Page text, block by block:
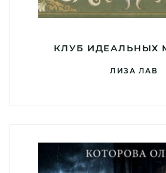
КЛУБ ИДЕАЛЬНЫХ
ЛИЗА ЛАВ